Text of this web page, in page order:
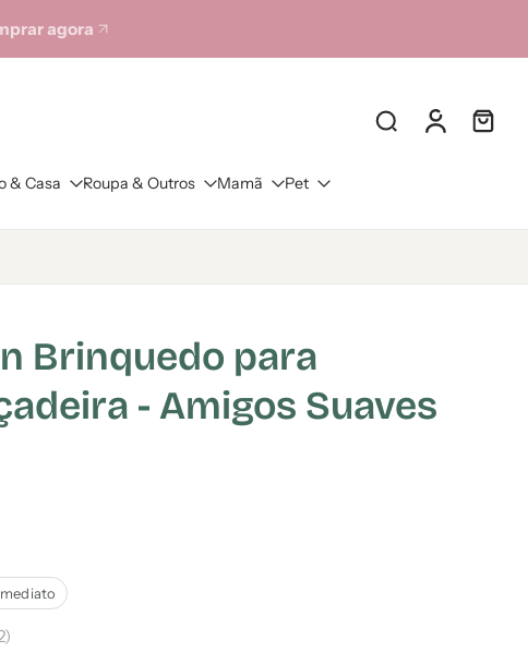
agora
& Casa Roupa & Outros Mamã Pet
Brinquedo para
- Amigos Suaves